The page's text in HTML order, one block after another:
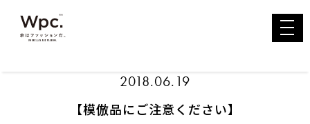
toggle
2018.06.19
【模倣品にご注意ください】